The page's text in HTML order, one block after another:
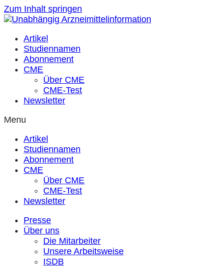
Zum Inhalt springen
Artikel
Studiennamen
Abonnement
CME
Über CME
CME-Test
Newsletter
Menu
Artikel
Studiennamen
Abonnement
CME
Über CME
CME-Test
Newsletter
Presse
Über uns
Die Mitarbeiter
Unsere Arbeitsweise
ISDB